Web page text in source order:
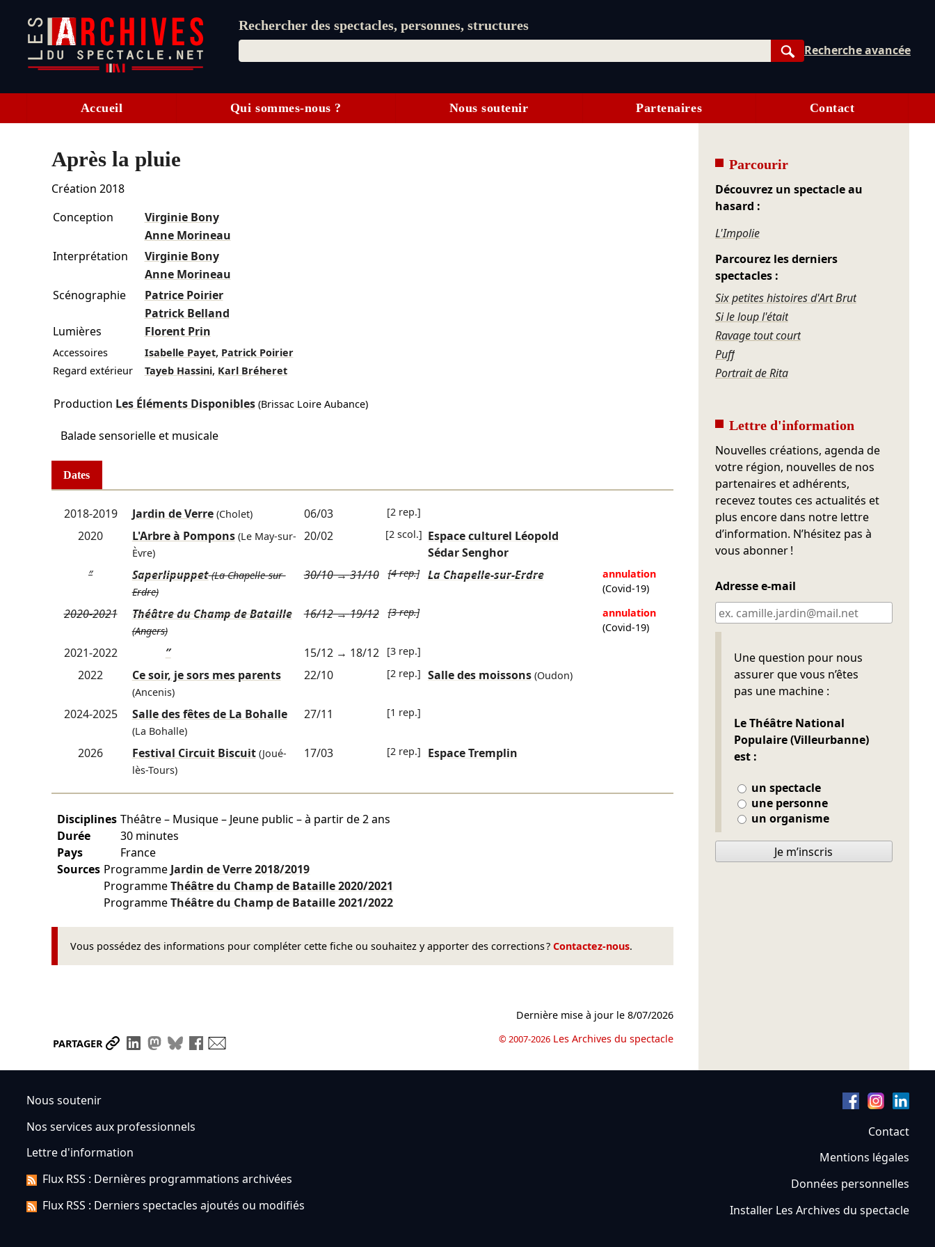
Rechercher des spectacles, personnes, structures
Rechercher
Recherche avancée
Accueil Qui sommes-nous ? Nous soutenir Partenaires Contact
Après la pluie
Création 2018
Conception
Virginie Bony
Anne Morineau
Interprétation
Virginie Bony
Anne Morineau
Scénographie
Patrice Poirier
Patrick Belland
Lumières
Florent Prin
Accessoires Isabelle Payet, Patrick Poirier
Regard extérieur
Tayeb Hassini, Karl Bréheret
Production Les Éléments Disponibles(Brissac Loire Aubance)
Balade sensorielle et musicale
Dates
2018-2019 Jardin de Verre(Cholet) 06/03 [2 rep.]
2020 L'Arbre à Pompons(Le May-sur-
Èvre)
20/02 [2 scol.] Espace culturel Léopold
Sédar Senghor
″
Saperlipuppet(La Chapelle-sur-
Erdre)
30/10→31/10 [4 rep.] La Chapelle-sur-Erdre
annulation
(Covid-19)
2020-2021 Théâtre du Champ de Bataille
(Angers)
16/12→19/12 [3 rep.]
annulation
(Covid-19)
2021-2022 ″ 15/12→ 18/12 [3 rep.]
2022 Ce soir, je sors mes parents
(Ancenis)
22/10 [2 rep.] Salle des moissons (Oudon)
2024-2025 Salle des fêtes de La Bohalle
(La Bohalle)
27/11 [1 rep.]
2026 Festival Circuit Biscuit(Joué-
lès-Tours)
17/03 [2 rep.] Espace Tremplin
Disciplines Théâtre – Musique – Jeune public – à partir de 2 ans
Durée
30 minutes
Pays
France
Sources ProgrammeJardin de Verre2018/2019
ProgrammeThéâtre du Champ de Bataille2020/2021
ProgrammeThéâtre du Champ de Bataille2021/2022
Vous possédez des informations pour compléter cette fiche ou souhaitez y apporter des corrections ? Contactez-nous.
PARTAGER Partager le lien
Partager sur LinkedIn
Partager sur Mastodon
Partager sur Bluesky
Partager sur Facebook
Dernière mise à jour le8/07/2026
© 2007-2026 Les Archives du spectacle
Parcourir
Découvrez un spectacle au
hasard :
L'Impolie
Parcourez les derniers
spectacles :
Six petites histoires d'Art Brut
Si le loup l'était
Ravage tout court
Puff
Portrait de Rita
Lettre d'information
Nouvelles créations, agenda de
votre région, nouvelles de nos
partenaires et adhérents,
recevez toutes ces actualités et
plus encore dans notre lettre
d’information. N’hésitez pas à
vous abonner !
Adresse e-mail
Une question pour nous
assurer que vous n’êtes
pas une machine :
Le Théâtre National
Populaire (Villeurbanne)
est :
un spectacle
une personne
un organisme
Ne pas remplir
Je m’inscris
Nous soutenir
Nos services aux professionnels
Lettre d'information
Flux RSS : Dernières programmations archivées
Flux RSS : Derniers spectacles ajoutés ou modifiés
Contact
Mentions légales
Données personnelles
Installer Les Archives du spectacle